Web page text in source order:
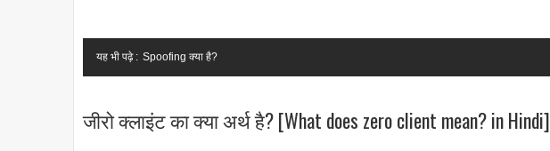
यह भी पढ़े : Spoofing क्या है?
जीरो क्लाइंट का क्या अर्थ है? [What does zero client mean? in Hindi]